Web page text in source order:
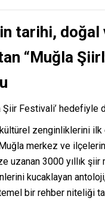
tarihi,
“Muğla
Şiir Festivali’ hedefiyle
kültürel zenginliklerini
Muğla merkez ve
uzanan 3000 yıllık
kucaklayan antoloji,
bir rehber niteliği